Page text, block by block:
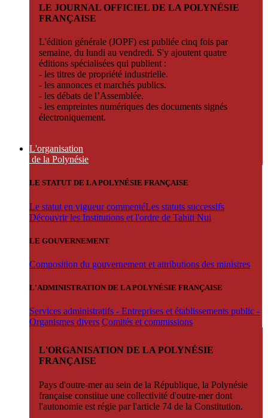
LE JOURNAL OFFICIEL DE LA POLYNÉSIE
FRANÇAISE
L'édition générale (JOPF) est publiée cinq fois par
semaine, du lundi au vendredi. S'y ajoutent quatre
éditions spécialisées qui publient :
- les titres de propriété industrielle.
- les annonces et marchés publics.
- les débats de l’Assemblée.
- les empreintes numériques des documents signés
électroniquement.
L'organisation
de la Polynésie
LE STATUT DE LA POLYNÉSIE FRANÇAISE
Le statut en vigueur commentéLes statuts successifs
Découvrir les Institutions et l'ordre de Tahiti Nui
LE GOUVERNEMENT
Composition du gouvernement et attributions des ministres
L'ADMINISTRATION DE LA POLYNÉSIE FRANÇAISE
Services administratifs - Entreprises et établissements public -
Organismes divers Comités et commissions
L'ORGANISATION DE LA POLYNÉSIE
FRANÇAISE
Pays d'outre-mer au sein de la République, la Polynésie
française constitue une collectivité d'outre-mer dont
l'autonomie est régie par l'article 74 de la Constitution.